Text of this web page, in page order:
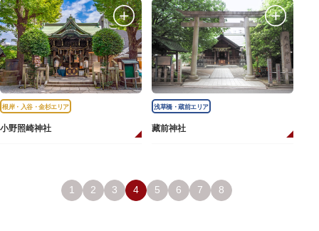
根岸・入谷・金杉エリア
小野照崎神社
浅草橋・蔵前エリア
藏前神社
1 2 3 4 5 6 7 8